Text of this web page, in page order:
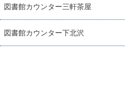
図書館カウンター三軒茶屋
図書館カウンター下北沢